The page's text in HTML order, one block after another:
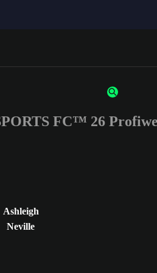
3 Zeichen oder Ziffern ein
FC™ 26
Ashleigh
Neville